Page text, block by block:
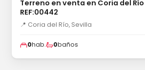
Terreno en venta en Coria del Río
REF:00442
📍 Coria del Río, Sevilla
0hab. 0baños